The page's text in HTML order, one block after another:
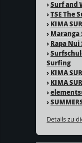
›Surf and
›TSE The
› KIMA
› Maranga
› Rapa
›
Surfing
› KIMA
› KIMA
›
›
Details zu